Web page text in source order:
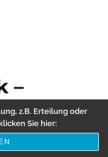
–
von
z.B. Erteilung oder
Sie hier: